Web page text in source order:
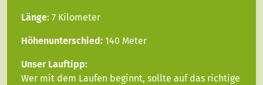
Länge: 7 Kilometer
Höhenunterschied: 140 Meter
Unser Lauftipp:
Wer mit dem Laufen beginnt, sollte auf das richtige